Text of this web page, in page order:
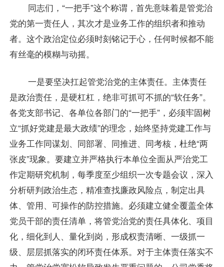
同志们，“一把手”这个称谓，首先意味着是管党治
党的第一责任人，其次才是业务工作的组织者和推动
者。这个政治定位必须时刻铭记于心，任何时候都不能
有丝毫的模糊与动摇。
一是要坚决扛起管党治党的主体责任。主体责任
是政治责任，是硬杠杠，绝非可抓可不抓的“软任务”。
各党支部书记、各单位各部门的“一把手”，必须牢固树
立“抓好党建是最大政绩”的理念，始终坚持党建工作与
业务工作同谋划、同部署、同推进、同考核，杜绝“两
张皮”现象。要建立并严格执行本单位全面从严治党工
作定期研究机制，每季度至少组织一次专题会议，深入
分析研判政治生态，精准查找廉政风险点，制定出具
体、管用、可操作的防控措施。必须建立健全覆盖全体
党员干部的责任清单，将管党治党的责任具体化、项目
化，细化到人、量化到岗，形成权责清晰、一级抓一
级、层层抓落实的闭环责任体系。对于主体责任落实不